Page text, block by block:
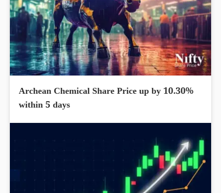
Archean Chemical Share Price up by 10.30%
within 5 days